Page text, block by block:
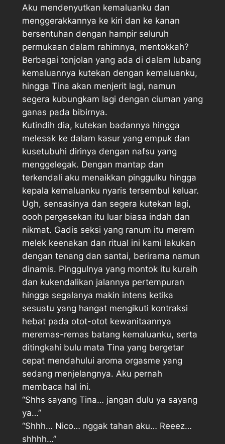
Aku mendenyutkan kemaluanku dan
menggerakkannya ke kiri dan ke kanan
bersentuhan dengan hampir seluruh
permukaan dalam rahimnya, mentokkah?
Berbagai tonjolan yang ada di dalam lubang
kemaluannya kutekan dengan kemaluanku,
hingga Tina akan menjerit lagi, namun
segera kubungkam lagi dengan ciuman yang
ganas pada bibirnya.
Kutindih dia, kutekan badannya hingga
melesak ke dalam kasur yang empuk dan
kusetubuhi dirinya dengan nafsu yang
menggelegak. Dengan mantap dan
terkendali aku menaikkan pinggulku hingga
kepala kemaluanku nyaris tersembul keluar.
Ugh, sensasinya dan segera kutekan lagi,
oooh pergesekan itu luar biasa indah dan
nikmat. Gadis seksi yang ranum itu merem
melek keenakan dan ritual ini kami lakukan
dengan tenang dan santai, berirama namun
dinamis. Pinggulnya yang montok itu kuraih
dan kukendalikan jalannya pertempuran
hingga segalanya makin intens ketika
sesuatu yang hangat mengikuti kontraksi
hebat pada otot-otot kewanitaannya
meremas-remas batang kemaluanku, serta
ditingkahi bulu mata Tina yang bergetar
cepat mendahului aroma orgasme yang
sedang menjelangnya. Aku pernah
membaca hal ini.
“Shhs sayang Tina… jangan dulu ya sayang
ya…”
“Shhh… Nico… nggak tahan aku… Reeez…
shhhh…”